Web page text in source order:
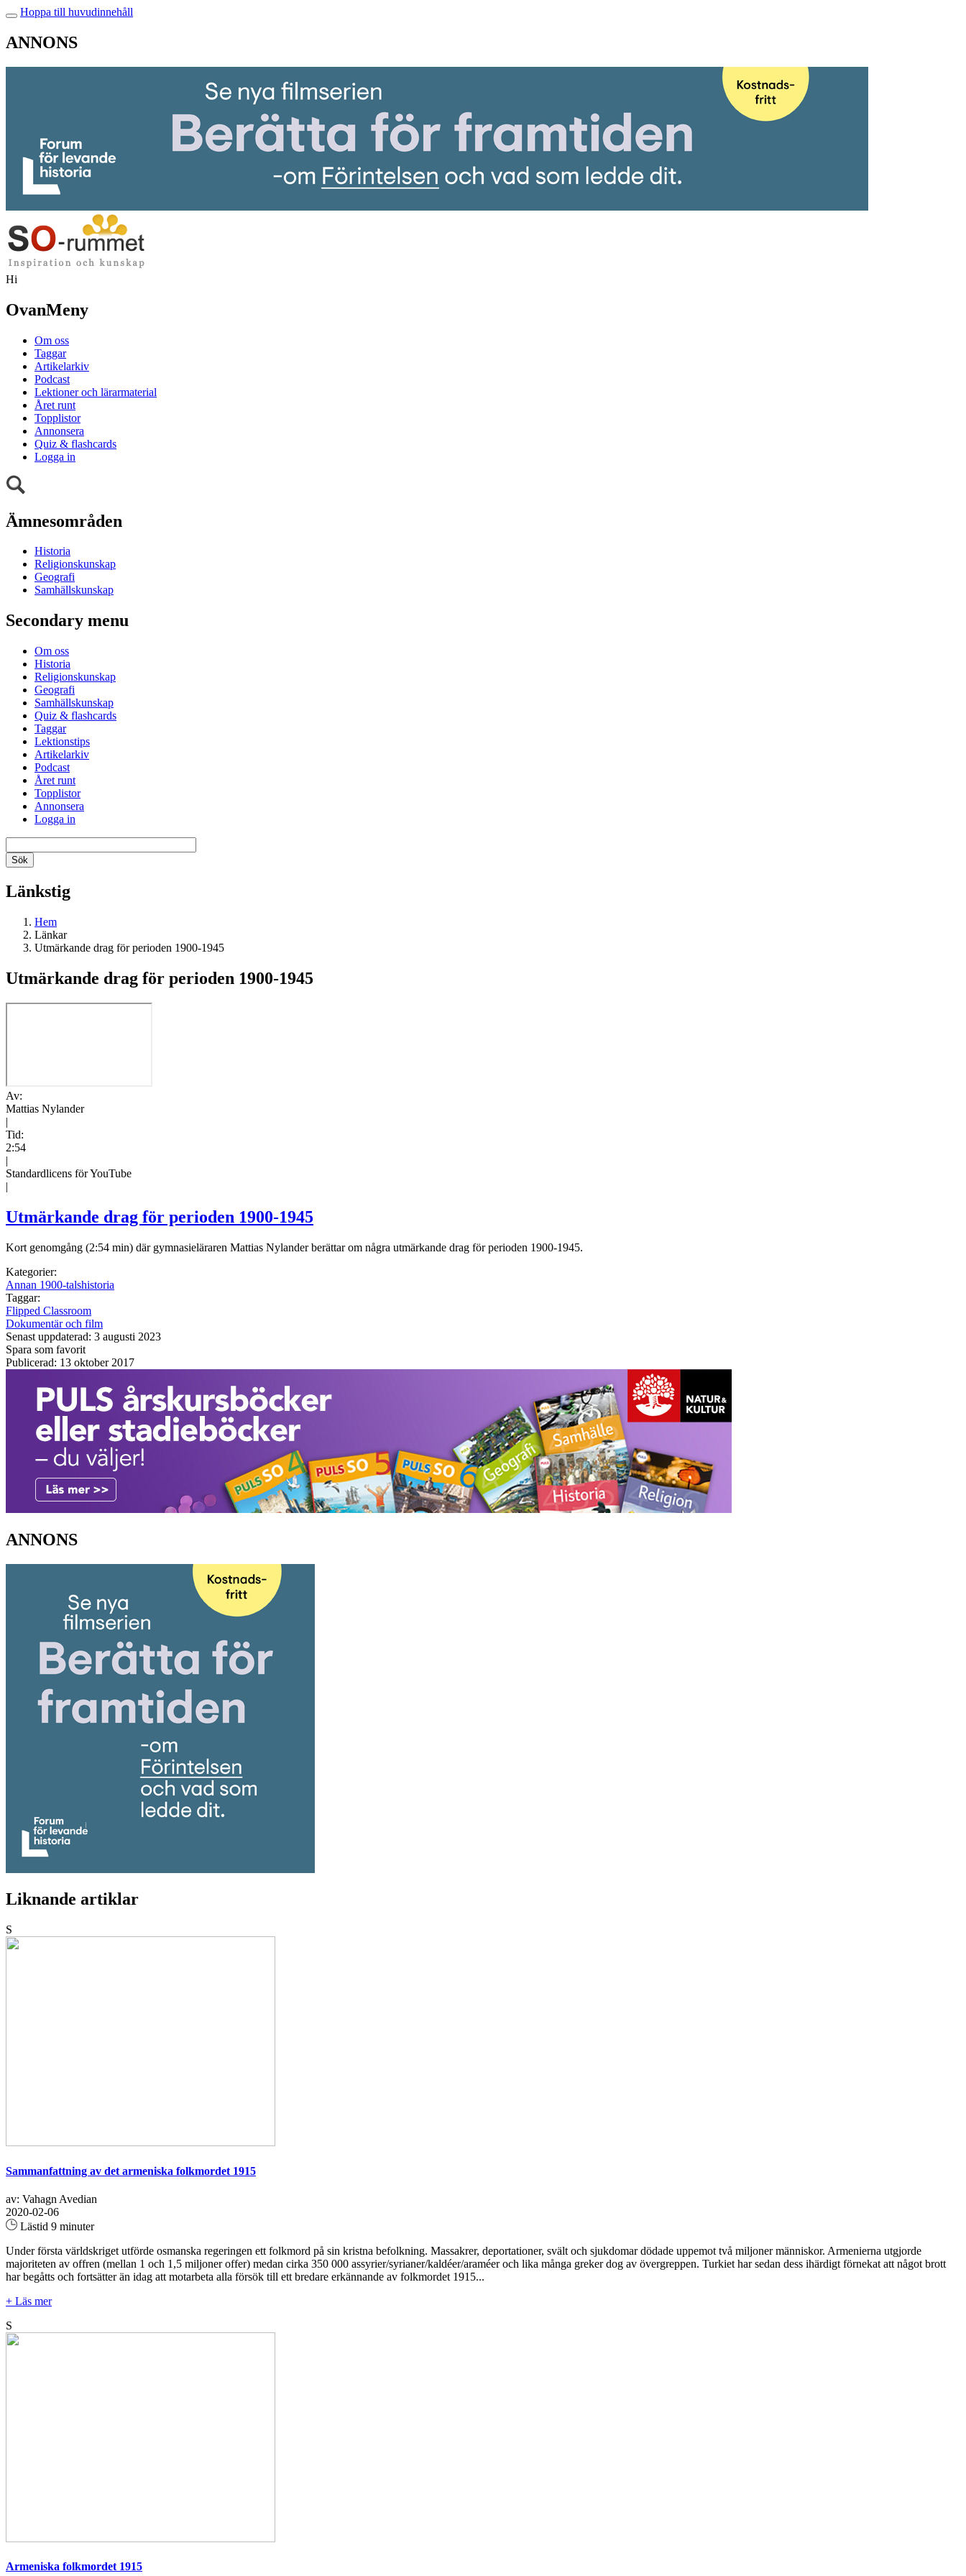
Hoppa till huvudinnehåll
ANNONS
Hi
OvanMeny
Om oss
Taggar
Artikelarkiv
Podcast
Lektioner och lärarmaterial
Året runt
Topplistor
Annonsera
Quiz & flashcards
Logga in
Ämnesområden
Historia
Religionskunskap
Geografi
Samhällskunskap
Secondary menu
Om oss
Historia
Religionskunskap
Geografi
Samhällskunskap
Quiz & flashcards
Taggar
Lektionstips
Artikelarkiv
Podcast
Året runt
Topplistor
Annonsera
Logga in
Länkstig
Hem
Länkar
Utmärkande drag för perioden 1900-1945
Utmärkande drag för perioden 1900-1945
Av:
Mattias Nylander
|
Tid:
2:54
|
Standardlicens för YouTube
|
Utmärkande drag för perioden 1900-1945
Kort genomgång (2:54 min) där gymnasieläraren Mattias Nylander berättar om några utmärkande drag för perioden 1900-1945.
Kategorier:
Annan 1900-talshistoria
Taggar:
Flipped Classroom
Dokumentär och film
Senast uppdaterad: 3 augusti 2023
Spara som favorit
Publicerad: 13 oktober 2017
ANNONS
Liknande artiklar
S
Sammanfattning av det armeniska folkmordet 1915
av: Vahagn Avedian
2020-02-06
Lästid 9 minuter
Under första världskriget utförde osmanska regeringen ett folkmord på sin kristna befolkning. Massakrer, deportationer, svält och sjukdomar dödade uppemot två miljoner människor. Armenierna utgjorde
majoriteten av offren (mellan 1 och 1,5 miljoner offer) medan cirka 350 000 assyrier/syrianer/kaldéer/araméer och lika många greker dog av övergreppen. Turkiet har sedan dess ihärdigt förnekat att något brott
har begåtts och fortsätter än idag att motarbeta alla försök till ett bredare erkännande av folkmordet 1915...
+ Läs mer
S
Armeniska folkmordet 1915